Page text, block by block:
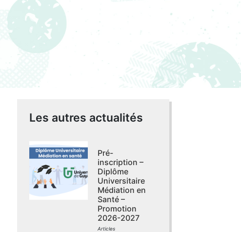
Les autres actualités
Pré-
inscription –
Diplôme
Universitaire
Médiation en
Santé –
Promotion
2026-2027
Articles